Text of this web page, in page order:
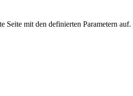
Seite mit den definierten Parametern auf.